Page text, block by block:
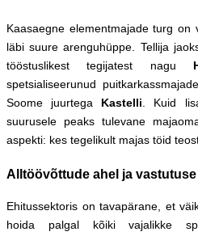
Kaasaegne elementmajade turg on
läbi suure arenguhüppe. Tellija
tööstuslikest tegijatest nagu
spetsialiseerunud
Soome juurtega Kastelli. Kuid
suurusele peaks tulevane
aspekti: kes tegelikult majas töid
Alltöövõttude ahel ja
Ehitussektoris on tavapärane, et
hoida palgal kõiki vajalikke